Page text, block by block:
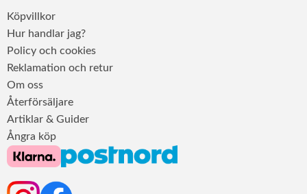
Köpvillkor
Hur handlar jag?
Policy och cookies
Reklamation och retur
Om oss
Återförsäljare
Artiklar & Guider
Ångra köp